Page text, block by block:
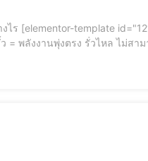
าน ! ฮ